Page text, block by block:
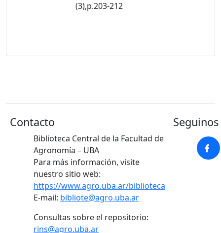
(3),p.203-212
Contacto
Biblioteca Central de la Facultad de
Agronomía – UBA
Para más información, visite
nuestro sitio web:
https://www.agro.uba.ar/biblioteca
E-mail: bibliote@agro.uba.ar
Consultas sobre el repositorio:
rins@agro.uba.ar